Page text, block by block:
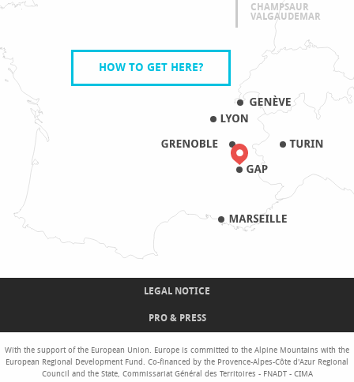
CHAMPSAUR
VALGAUDEMAR
HOW TO GET HERE?
LEGAL NOTICE
PRO & PRESS
With the support of the European Union. Europe is committed to the Alpine Mountains with the
European Regional Development Fund. Co-financed by the Provence-Alpes-Côte d'Azur Regional
Council and the State, Commissariat Général des Territoires - FNADT - CIMA